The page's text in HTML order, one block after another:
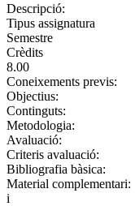
Descripció:
Tipus assignatura
Semestre
Crèdits
8.00
Coneixements previs:
Objectius:
Continguts:
Metodologia:
Avaluació:
Criteris avaluació:
Bibliografia bàsica:
Material complementari:
i